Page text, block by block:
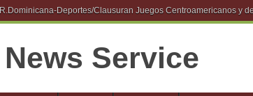
R.Dominicana-Deportes/Clausuran Juegos Centroamericanos y